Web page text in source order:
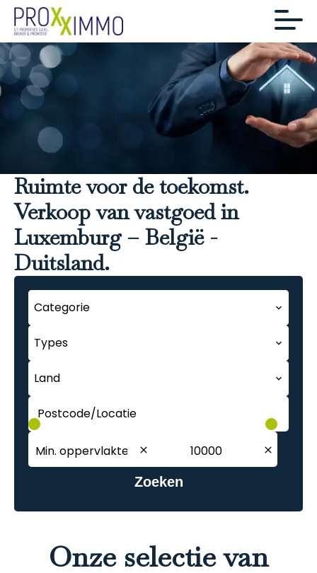
Ruimte voor de toekomst.
Verkoop van vastgoed in
Luxemburg – België -
Duitsland.
Categorie
Types
Land
Postcode/Locatie
Zoeken
Onze selectie van